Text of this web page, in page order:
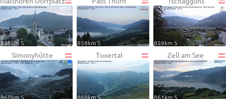
858km S 858km S 859km S
Simonyhütte
860km S
Tuxertal
860km S
Zell am See
861km S